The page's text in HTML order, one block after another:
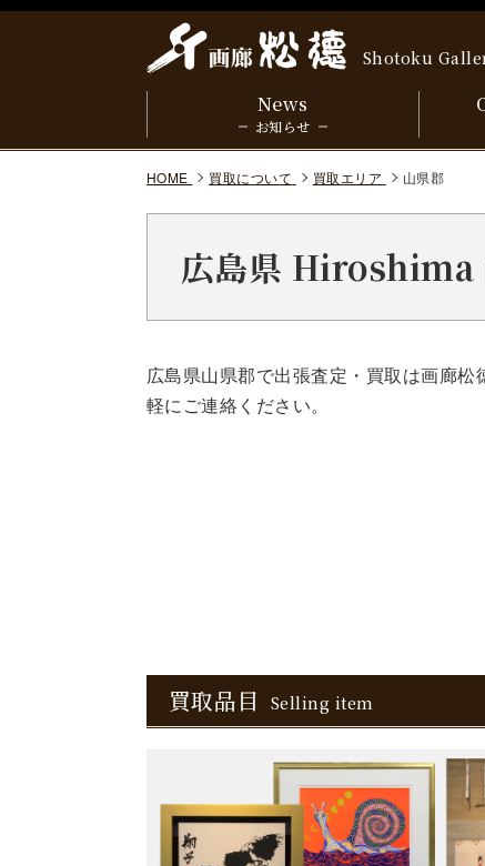
Shotoku
News
お知らせ
HOME 買取について 買取エリア 山県郡
広島県 Hiroshima
広島県山県郡で出張査定・買取は画廊
軽にご連絡ください。
買取品目 Selling item